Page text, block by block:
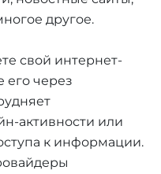
другое.
свой интернет-
его через
активности или
к информации.